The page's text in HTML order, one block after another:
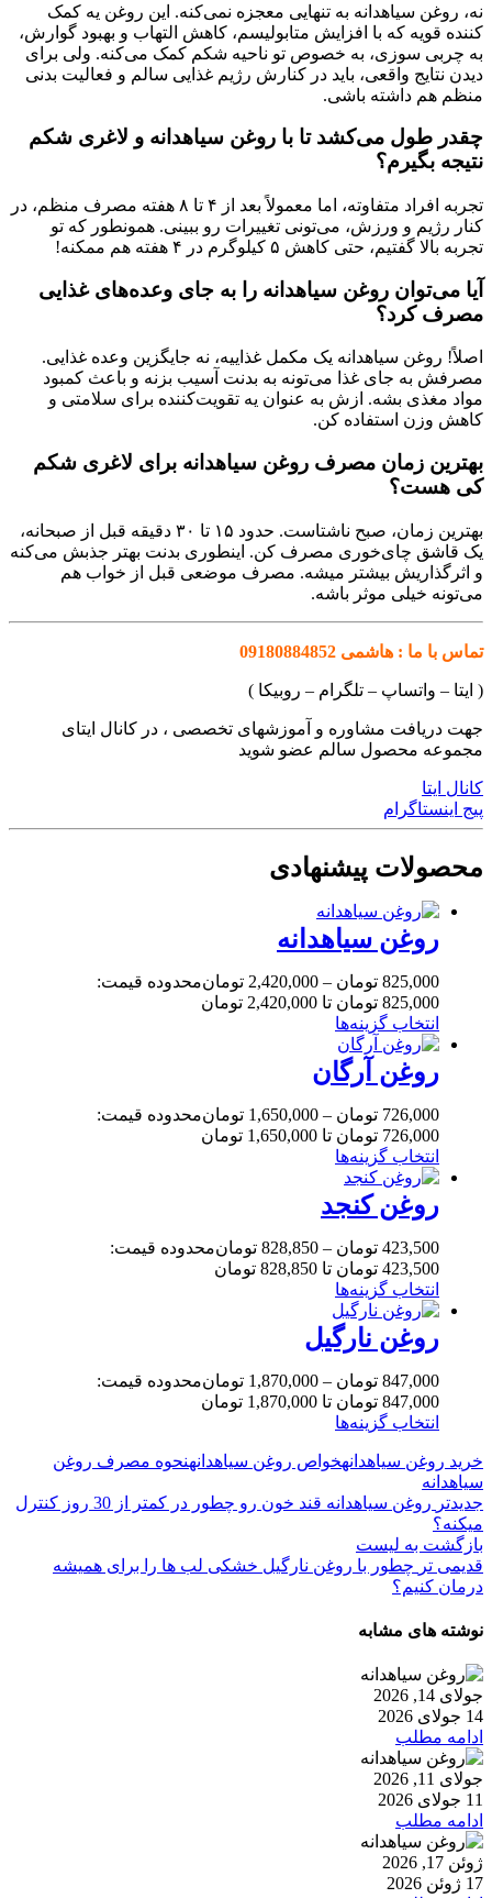
نه، روغن سیاهدانه به تنهایی معجزه نمی‌کنه. این روغن یه کمک
کننده قویه که با افزایش متابولیسم، کاهش التهاب و بهبود گوارش،
به چربی سوزی، به خصوص تو ناحیه شکم کمک می‌کنه. ولی برای
دیدن نتایج واقعی، باید در کنارش رژیم غذایی سالم و فعالیت بدنی
منظم هم داشته باشی.
چقدر طول می‌کشد تا با روغن سیاهدانه و لاغری شکم
نتیجه بگیرم؟
تجربه افراد متفاوته، اما معمولاً بعد از ۴ تا ۸ هفته مصرف منظم، در
کنار رژیم و ورزش، می‌تونی تغییرات رو ببینی. همونطور که تو
تجربه بالا گفتیم، حتی کاهش ۵ کیلوگرم در ۴ هفته هم ممکنه!
آیا می‌توان روغن سیاهدانه را به جای وعده‌های غذایی
مصرف کرد؟
اصلاً! روغن سیاهدانه یک مکمل غذاییه، نه جایگزین وعده غذایی.
مصرفش به جای غذا می‌تونه به بدنت آسیب بزنه و باعث کمبود
مواد مغذی بشه. ازش به عنوان یه تقویت‌کننده برای سلامتی و
کاهش وزن استفاده کن.
بهترین زمان مصرف روغن سیاهدانه برای لاغری شکم
کی هست؟
بهترین زمان، صبح ناشتاست. حدود ۱۵ تا ۳۰ دقیقه قبل از صبحانه،
یک قاشق چای‌خوری مصرف کن. اینطوری بدنت بهتر جذبش می‌کنه
و اثرگذاریش بیشتر میشه. مصرف موضعی قبل از خواب هم
می‌تونه خیلی موثر باشه.
تماس با ما : هاشمی 09180884852
( ایتا – واتساپ – تلگرام – روبیکا )
جهت دریافت مشاوره و آموزشهای تخصصی ، در کانال ایتای
مجموعه محصول سالم عضو شوید
کانال ایتا
پیج اینستاگرام
محصولات پیشنهادی
روغن سیاهدانه
825,000 تومان –
2,420,000 تومانمحدوده قیمت:
825,000 تومان تا 2,420,000 تومان
انتخاب گزینه‌ها
روغن آرگان
726,000 تومان –
1,650,000 تومانمحدوده قیمت:
726,000 تومان تا 1,650,000 تومان
انتخاب گزینه‌ها
روغن کنجد
423,500 تومان –
828,850 تومانمحدوده قیمت:
423,500 تومان تا 828,850 تومان
انتخاب گزینه‌ها
روغن نارگیل
847,000 تومان –
1,870,000 تومانمحدوده قیمت:
847,000 تومان تا 1,870,000 تومان
انتخاب گزینه‌ها
خرید روغن سیاهدانهخواص روغن سیاهدانهنحوه مصرف روغن
سیاهدانه
جدیدتر
روغن سیاهدانه قند خون رو چطور در کمتر از 30 روز کنترل
میکنه؟
بازگشت به لیست
قدیمی تر چطور با روغن نارگیل خشکی لب ها را برای همیشه
درمان کنیم؟
نوشته های مشابه
جولای 14, 2026
14 جولای 2026
ادامه مطلب
جولای 11, 2026
11 جولای 2026
ادامه مطلب
ژوئن 17, 2026
17 ژوئن 2026